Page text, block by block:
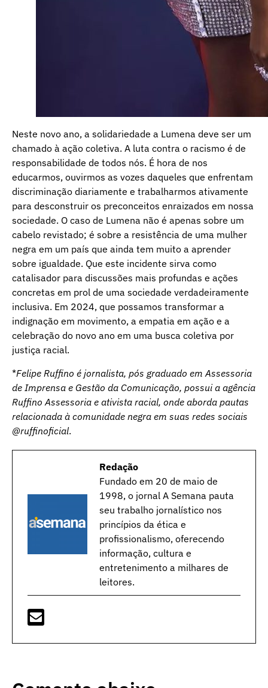
Neste novo ano, a solidariedade a Lumena deve ser um
chamado à ação coletiva. A luta contra o racismo é de
responsabilidade de todos nós. É hora de nos
educarmos, ouvirmos as vozes daqueles que enfrentam
discriminação diariamente e trabalharmos ativamente
para desconstruir os preconceitos enraizados em nossa
sociedade. O caso de Lumena não é apenas sobre um
cabelo revistado; é sobre a resistência de uma mulher
negra em um país que ainda tem muito a aprender
sobre igualdade. Que este incidente sirva como
catalisador para discussões mais profundas e ações
concretas em prol de uma sociedade verdadeiramente
inclusiva. Em 2024, que possamos transformar a
indignação em movimento, a empatia em ação e a
celebração do novo ano em uma busca coletiva por
justiça racial.
*Felipe Ruffino é jornalista, pós graduado em Assessoria
de Imprensa e Gestão da Comunicação, possui a agência
Ruffino Assessoria e ativista racial, onde aborda pautas
relacionada à comunidade negra em suas redes sociais
@ruffinoficial.
Redação
Fundado em 20 de maio de
1998, o jornal A Semana pauta
seu trabalho jornalístico nos
princípios da ética e
profissionalismo, oferecendo
informação, cultura e
entretenimento a milhares de
leitores.